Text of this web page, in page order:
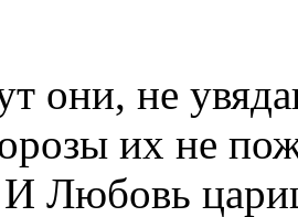
они, не
их не
И Любовь